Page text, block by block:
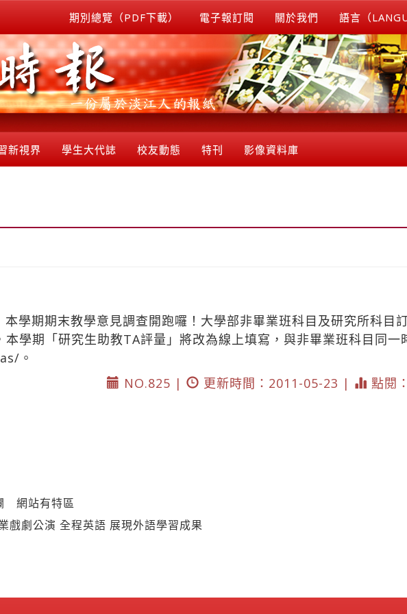
期別總覽（PDF下載） 電子報訂閱 關於我們 語言（
新視界 學生大代誌 校友動態 特刊 影像資料庫
本學期期末教學意見調查開跑囉！大學部非畢業班科目及研究所科目
本學期「研究生助教TA評量」將改為線上填寫，與非畢業班科目同一
。
NO.825 |
更新時間：2011-05-23 | 點閱
網站有特區
戲劇公演 全程英語 展現外語學習成果